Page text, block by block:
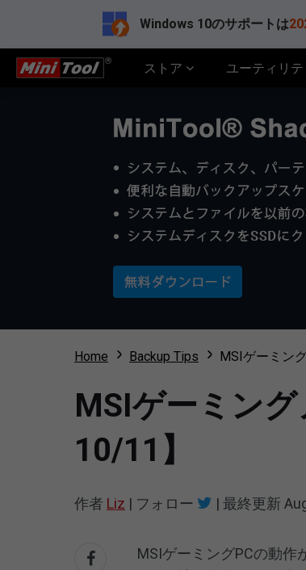
Windows 10のサポートは
ストア ユーティリテ
Home Backup Tips MSIゲーミン
MSIゲーミン
10/11】
作者 Liz | フォロー | 最終更新
MSIゲーミングPCの動作